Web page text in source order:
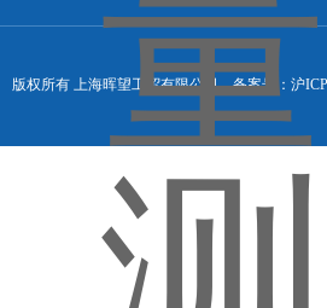
版权所有 上海晖望工贸有限公司 备案号： 沪